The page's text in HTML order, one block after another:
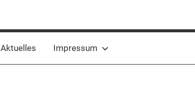
Aktuelles Impressum